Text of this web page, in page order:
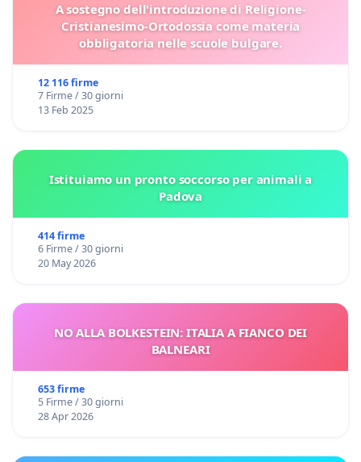
A sostegno dell'introduzione di Religione-
Cristianesimo-Ortodossia come materia
obbligatoria nelle scuole bulgare.
12 116 firme
7 Firme / 30 giorni
13 Feb 2025
Istituiamo un pronto soccorso per animali a
Padova
414 firme
6 Firme / 30 giorni
20 May 2026
NO ALLA BOLKESTEIN: ITALIA A FIANCO DEI
BALNEARI
653 firme
5 Firme / 30 giorni
28 Apr 2026